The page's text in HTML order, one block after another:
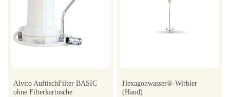
Alvito AuftischFilter BASIC
ohne Filterkartusche
Hexagonwasser®-Wirbler
(Hand)